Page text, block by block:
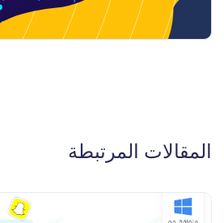
المقالات المرتبطة